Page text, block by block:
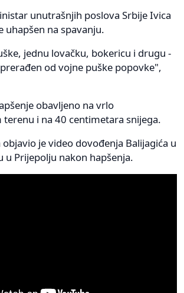
unutrašnjih poslova Srbije Ivica
uhapšen na spavanju.
jednu lovačku, bokericu i drugu -
od vojne puške popovke",
obavljeno na vrlo
i na 40 centimetara snijega.
je video dovođenja Balijagića u
u Prijepolju nakon hapšenja.